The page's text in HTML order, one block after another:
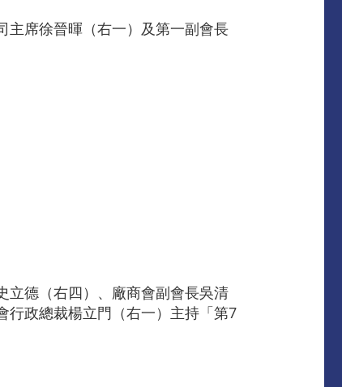
主席徐晉暉（右一）及第一副會長
立德（右四）、廠商會副會長吳清
行政總裁楊立門（右一）主持「第7